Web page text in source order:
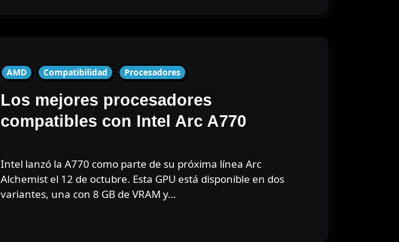
AMD Compatibilidad Procesadores
Los mejores procesadores
compatibles con Intel Arc A770
Intel lanzó la A770 como parte de su próxima línea Arc
Alchemist el 12 de octubre. Esta GPU está disponible en dos
variantes, una con 8 GB de VRAM y…